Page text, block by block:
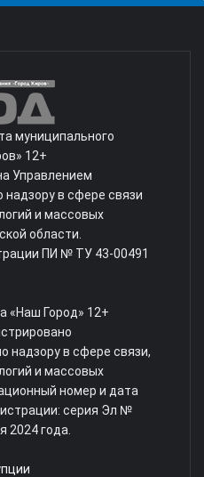
муниципального
12+
Управлением
в сфере связи
и массовых
области.
ПИ № ТУ 43-00491
«Наш Город» 12+
надзору в сфере связи,
и массовых
номер и дата
серия Эл №
2024 года.